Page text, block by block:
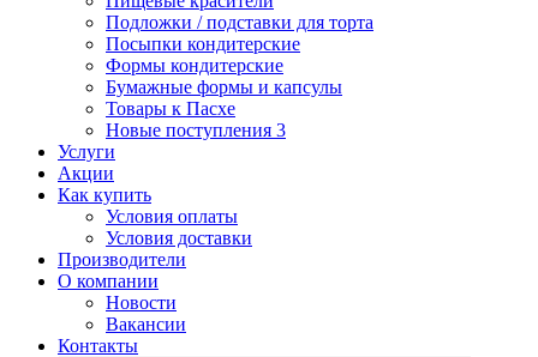
Подложки / подставки для торта
Посыпки кондитерские
Формы кондитерские
Бумажные формы и капсулы
Товары к Пасхе
Новые поступления 3
Услуги
Акции
Как купить
Условия оплаты
Условия доставки
Производители
О компании
Новости
Вакансии
Контакты